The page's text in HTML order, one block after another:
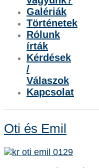
Galériák
Történetek
Rólunk
írták
Kérdések
/
Válaszok
Kapcsolat
Oti és Emil